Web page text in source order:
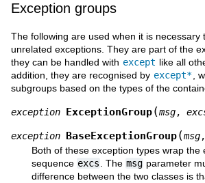
Exception groups
The following are used when it is necessary
unrelated exceptions. They are part of the
they can be handled with except like all
addition, they are recognised by except* ,
subgroups based on the types of the
exception ExceptionGroup(msg,
exception BaseExceptionGroup(msg,
Both of these exception types wrap the
sequence excs . The msg parameter
difference between the two classes is